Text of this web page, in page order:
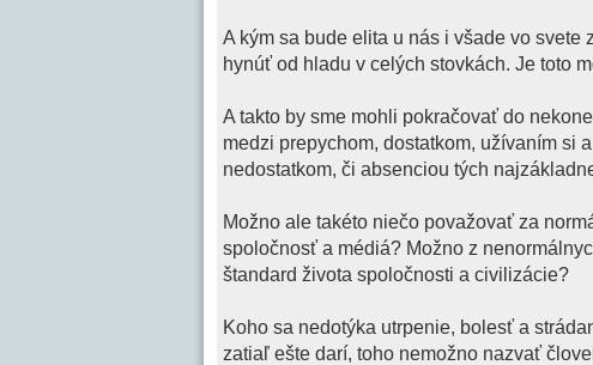
A kým sa bude elita u nás i všade vo
hynúť od hladu v celých stovkách. Je toto
A takto by sme mohli pokračovať do
medzi prepychom, dostatkom, užívaním si
nedostatkom, či absenciou tých
Možno ale takéto niečo považovať za
spoločnosť a médiá? Možno z
štandard života spoločnosti a civilizácie?
Koho sa nedotýka utrpenie, bolesť a
zatiaľ ešte darí, toho nemožno nazvať